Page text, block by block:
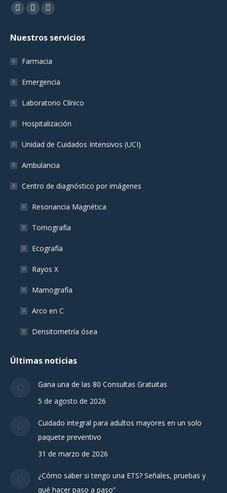
Encuéntranos en:
Facebook
opens
new
window
YouTube
opens
new
window
Instagram
opens
new
window
Nuestros servicios
Farmacia
Emergencia
Laboratorio Clínico
Hospitalización
Unidad de Cuidados Intensivos (UCI)
Ambulancia
Centro de diagnóstico por imágenes
Resonancia Magnética
Tomografía
Ecografía
Rayos X
Mamografía
Arco en C
Densitometría ósea
Últimas noticias
Gana una de las 80 Consultas Gratuitas
5 de agosto de 2026
Cuidado integral para adultos mayores en un solo
paquete preventivo
31 de marzo de 2026
¿Cómo saber si tengo una ETS? Señales, pruebas y
qué hacer paso a paso”